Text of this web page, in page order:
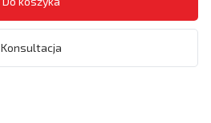
Konsultacja